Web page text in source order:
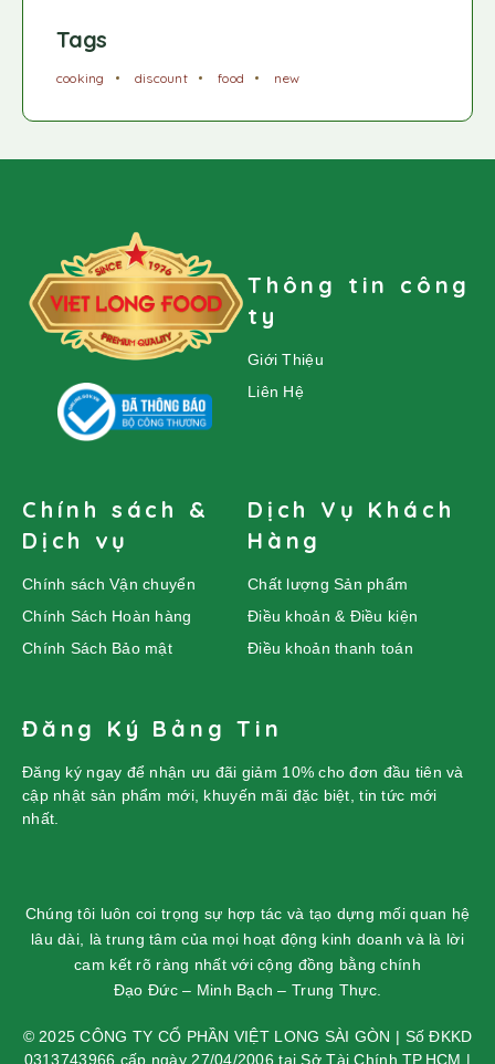
Tags
cooking discount food new
Thông tin công
ty
Giới Thiệu
Liên Hệ
Chính sách &
Dịch vụ
Chính sách Vận chuyển
Chính Sách Hoàn hàng
Chính Sách Bảo mật
Dịch Vụ Khách
Hàng
Chất lượng Sản phẩm
Điều khoản & Điều kiện
Điều khoản thanh toán
Đăng Ký Bảng Tin
Đăng ký ngay để nhận ưu đãi giảm 10% cho đơn đầu tiên và
cập nhật sản phẩm mới, khuyến mãi đặc biệt, tin tức mới
nhất.
Chúng tôi luôn coi trọng sự hợp tác và tạo dựng mối quan hệ
lâu dài, là trung tâm của mọi hoạt động kinh doanh và là lời
cam kết rõ ràng nhất với cộng đồng bằng chính
Đạo Đức – Minh Bạch – Trung Thực.
© 2025 CÔNG TY CỔ PHẦN VIỆT LONG SÀI GÒN | Số ĐKKD
0313743966 cấp ngày 27/04/2006 tại Sở Tài Chính TP.HCM |